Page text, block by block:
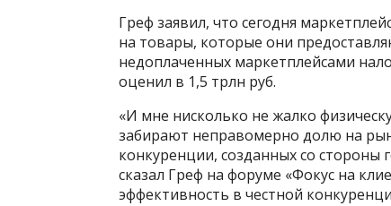
Греф заявил, что сегодня
на товары, которые они
недоплаченных маркетплейсами
оценил в 1,5 трлн руб.
«И мне нисколько не жалко
забирают неправомерно долю на
конкуренции, созданных со
сказал Греф на форуме «Фокус на
эффективность в честной